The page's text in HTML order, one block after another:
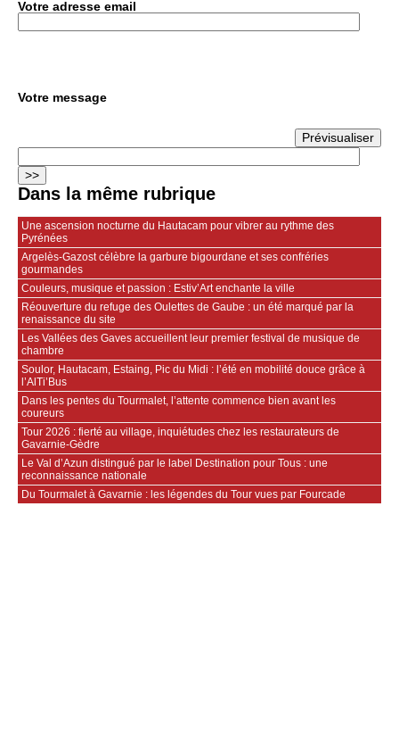
Votre adresse email
Votre message
Dans la même rubrique
Une ascension nocturne du Hautacam pour vibrer au rythme des
Pyrénées
Argelès-Gazost célèbre la garbure bigourdane et ses confréries
gourmandes
Couleurs, musique et passion : Estiv’Art enchante la ville
Réouverture du refuge des Oulettes de Gaube : un été marqué par la
renaissance du site
Les Vallées des Gaves accueillent leur premier festival de musique de
chambre
Soulor, Hautacam, Estaing, Pic du Midi : l’été en mobilité douce grâce à
l’AlTi’Bus
Dans les pentes du Tourmalet, l’attente commence bien avant les
coureurs
Tour 2026 : fierté au village, inquiétudes chez les restaurateurs de
Gavarnie‑Gèdre
Le Val d’Azun distingué par le label Destination pour Tous : une
reconnaissance nationale
Du Tourmalet à Gavarnie : les légendes du Tour vues par Fourcade